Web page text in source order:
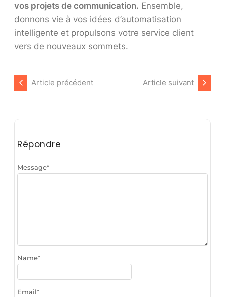
vos projets de communication. Ensemble,
donnons vie à vos idées d’automatisation
intelligente et propulsons votre service client
vers de nouveaux sommets.
Article précédent Article suivant
Répondre
Message*
Name*
Email*